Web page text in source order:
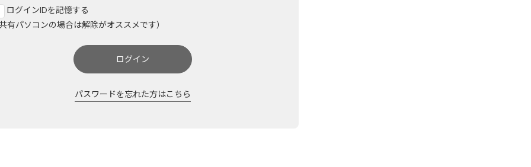
ログインIDを記憶する
共有パソコンの場合は解除がオススメです）
ログイン
パスワードを忘れた方はこちら